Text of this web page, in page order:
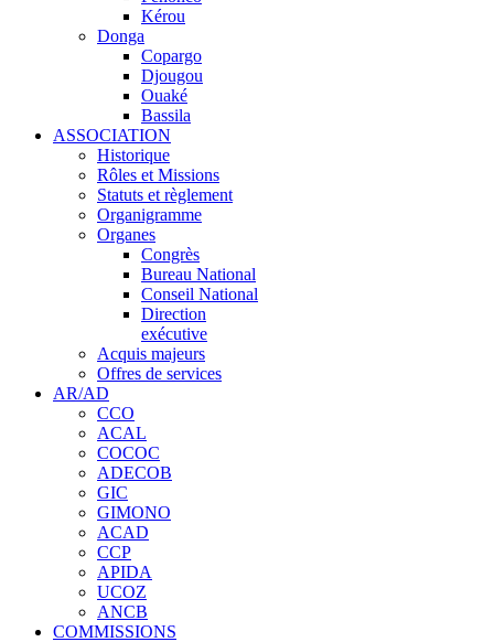
Kérou
Donga
Copargo
Djougou
Ouaké
Bassila
ASSOCIATION
Historique
Rôles et Missions
Statuts et règlement
Organigramme
Organes
Congrès
Bureau National
Conseil National
Direction
exécutive
Acquis majeurs
Offres de services
AR/AD
CCO
ACAL
COCOC
ADECOB
GIC
GIMONO
ACAD
CCP
APIDA
UCOZ
ANCB
COMMISSIONS